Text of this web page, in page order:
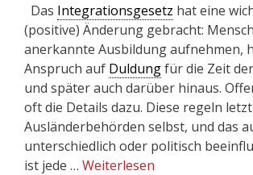
Das Integrationsgesetz hat eine
(positive) Änderung gebracht:
anerkannte Ausbildung aufnehmen,
Anspruch auf Duldungfür die Zeit
und später auch darüber hinaus.
oft die Details dazu. Diese regeln
Ausländerbehörden selbst, und das
unterschiedlich oder politisch
ist jede … Weiterlesen